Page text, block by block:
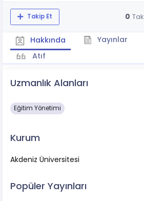
Takip Et 0
Hakkında Yayınlar
Atıf
Uzmanlık Alanları
Eğitim Yönetimi
Kurum
Akdeniz Üniversitesi
Popüler Yayınları